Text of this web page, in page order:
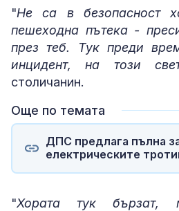
"Не са в безопасност
пешеходна пътека -
през теб. Тук преди
инцидент, на този
столичанин.
Още по темата
ДПС предлага пълна
електрическите
"Хората тук